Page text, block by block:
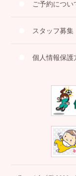
ご予約につい
スタッフ募集
個人情報保護